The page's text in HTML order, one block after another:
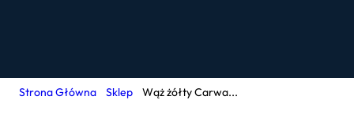
Strona Główna Sklep Wąż żółty Carwa...